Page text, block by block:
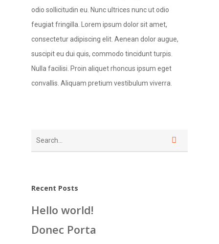
odio sollicitudin eu. Nunc ultrices nunc ut odio
feugiat fringilla. Lorem ipsum dolor sit amet,
consectetur adipiscing elit. Aenean dolor augue,
suscipit eu dui quis, commodo tincidunt turpis.
Nulla facilisi. Proin aliquet rhoncus ipsum eget
convallis. Aliquam pretium vestibulum viverra.
Recent Posts
Hello world!
Donec Porta